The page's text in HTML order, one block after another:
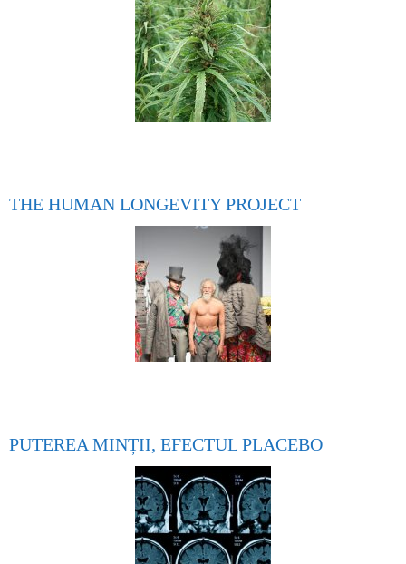
THE HUMAN LONGEVITY PROJECT
PUTEREA MINȚII, EFECTUL PLACEBO